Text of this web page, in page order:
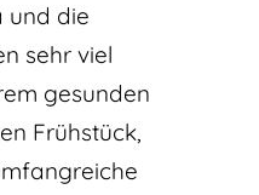
und die
sehr viel
gesunden
Frühstück,